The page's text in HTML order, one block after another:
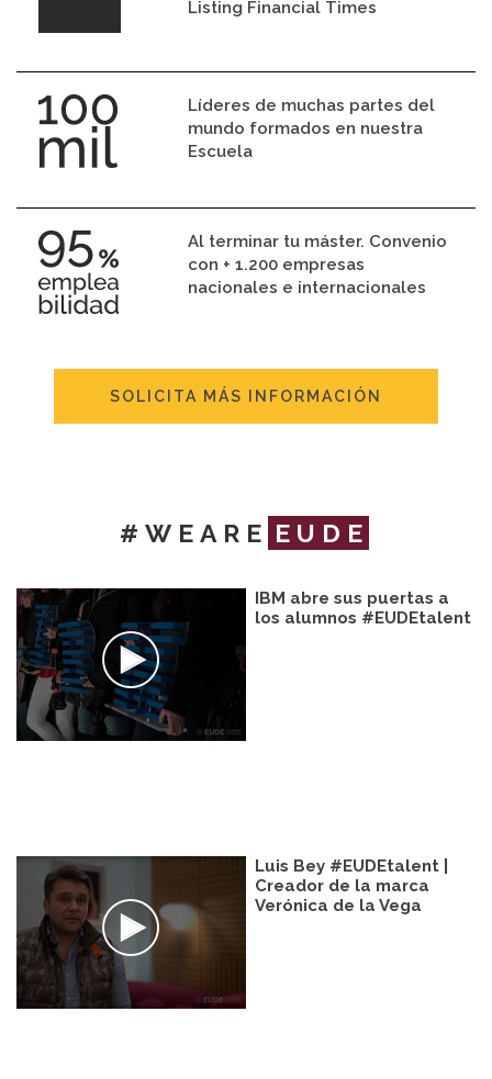
Listing Financial Times
Líderes de muchas partes del
mundo formados en nuestra
Escuela
Al terminar tu máster. Convenio
con + 1.200 empresas
nacionales e internacionales
SOLICITA MÁS INFORMACIÓN
#WEARE EUDE
IBM abre sus puertas a
los alumnos #EUDEtalent
Luis Bey #EUDEtalent |
Creador de la marca
Verónica de la Vega